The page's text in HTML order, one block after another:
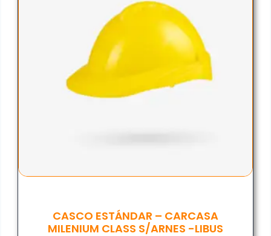
CASCO ESTÁNDAR – CARCASA
MILENIUM CLASS S/ARNES -LIBUS